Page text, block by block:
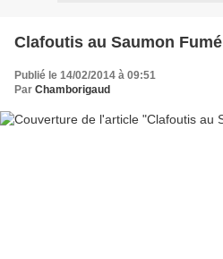
Clafoutis au Saumon Fumé
Publié le 14/02/2014 à 09:51
Par Chamborigaud